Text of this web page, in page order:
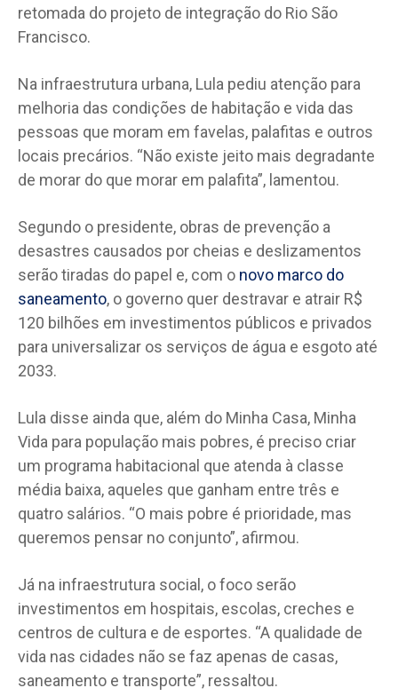
retomada do projeto de integração do Rio São
Francisco.
Na infraestrutura urbana, Lula pediu atenção para
melhoria das condições de habitação e vida das
pessoas que moram em favelas, palafitas e outros
locais precários. “Não existe jeito mais degradante
de morar do que morar em palafita”, lamentou.
Segundo o presidente, obras de prevenção a
desastres causados por cheias e deslizamentos
serão tiradas do papel e, com o novo marco do
saneamento, o governo quer destravar e atrair R$
120 bilhões em investimentos públicos e privados
para universalizar os serviços de água e esgoto até
2033.
Lula disse ainda que, além do Minha Casa, Minha
Vida para população mais pobres, é preciso criar
um programa habitacional que atenda à classe
média baixa, aqueles que ganham entre três e
quatro salários. “O mais pobre é prioridade, mas
queremos pensar no conjunto”, afirmou.
Já na infraestrutura social, o foco serão
investimentos em hospitais, escolas, creches e
centros de cultura e de esportes. “A qualidade de
vida nas cidades não se faz apenas de casas,
saneamento e transporte”, ressaltou.